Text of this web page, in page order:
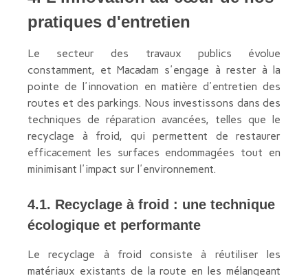
pratiques d'entretien
Le secteur des travaux publics évolue
constamment, et Macadam s'engage à rester à la
pointe de l'innovation en matière d'entretien des
routes et des parkings. Nous investissons dans des
techniques de réparation avancées, telles que le
recyclage à froid, qui permettent de restaurer
efficacement les surfaces endommagées tout en
minimisant l'impact sur l'environnement.
4.1. Recyclage à froid : une technique
écologique et performante
Le recyclage à froid consiste à réutiliser les
matériaux existants de la route en les mélangeant